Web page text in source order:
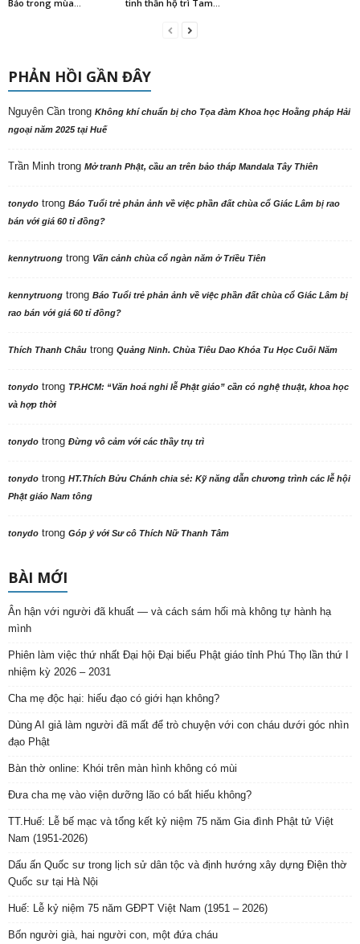
Bảo trong mùa... tinh thần hộ trì Tam...
PHẢN HỒI GẦN ĐÂY
Nguyên Cần trong Không khí chuẩn bị cho Tọa đàm Khoa học Hoằng pháp Hải
ngoại năm 2025 tại Huế
Trần Minh trong Mở tranh Phật, cầu an trên bảo tháp Mandala Tây Thiên
tonydo trong Báo Tuổi trẻ phản ảnh về việc phần đất chùa cổ Giác Lâm bị rao
bán với giá 60 tỉ đồng?
kennytruong trong Vãn cảnh chùa cổ ngàn năm ở Triều Tiên
kennytruong trong Báo Tuổi trẻ phản ảnh về việc phần đất chùa cổ Giác Lâm bị
rao bán với giá 60 tỉ đồng?
Thích Thanh Châu trong Quảng Ninh. Chùa Tiêu Dao Khóa Tu Học Cuối Năm
tonydo trong TP.HCM: “Văn hoá nghi lễ Phật giáo” cần có nghệ thuật, khoa học
và hợp thời
tonydo trong Đừng vô cảm với các thầy trụ trì
tonydo trong HT.Thích Bửu Chánh chia sẻ: Kỹ năng dẫn chương trình các lễ hội
Phật giáo Nam tông
tonydo trong Góp ý với Sư cô Thích Nữ Thanh Tâm
BÀI MỚI
Ân hận với người đã khuất — và cách sám hối mà không tự hành hạ
mình
Phiên làm việc thứ nhất Đại hội Đại biểu Phật giáo tỉnh Phú Thọ lần thứ I
nhiệm kỳ 2026 – 2031
Cha mẹ độc hại: hiếu đạo có giới hạn không?
Dùng AI giả làm người đã mất để trò chuyện với con cháu dưới góc nhìn
đạo Phật
Bàn thờ online: Khói trên màn hình không có mùi
Đưa cha mẹ vào viện dưỡng lão có bất hiếu không?
TT.Huế: Lễ bế mạc và tổng kết kỷ niệm 75 năm Gia đình Phật tử Việt
Nam (1951-2026)
Dấu ấn Quốc sư trong lịch sử dân tộc và định hướng xây dựng Điện thờ
Quốc sư tại Hà Nội
Huế: Lễ kỷ niệm 75 năm GĐPT Việt Nam (1951 – 2026)
Bốn người già, hai người con, một đứa cháu